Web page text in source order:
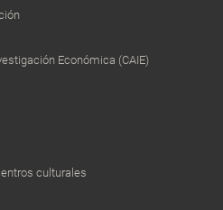
Económica (CAIE)
culturales